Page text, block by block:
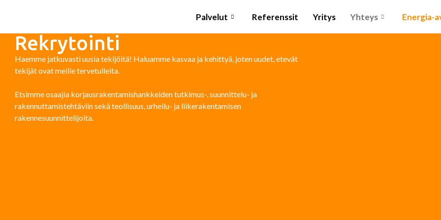
Palvelut Referenssit Yritys Yhteys Energia-
Rekrytointi
Haemme jatkuvasti uusia tekijöitä! Haluamme kasvaa ja kehittyä, joten uudet, etevät
tekijät ovat meille tervetulleita.
Etsimme osaajia korjausrakentamishankkeiden tutkimus-, suunnittelu- ja
rakennuttamistehtäviin sekä teollisuus, urheilu- ja liikerakentamisen
rakennesuunnittelijoita.